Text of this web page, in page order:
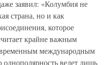
заявил: «Колумбия не
страна, но и как
которое
крайне важным
международным
ведет лишь